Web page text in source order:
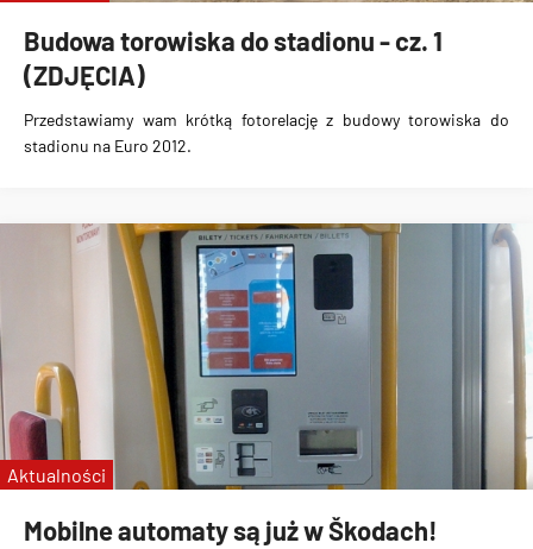
Budowa torowiska do stadionu - cz. 1
(ZDJĘCIA)
Przedstawiamy wam krótką fotorelację z budowy torowiska do
stadionu na Euro 2012.
Mobilne automaty są już w Škodach!
Aktualności